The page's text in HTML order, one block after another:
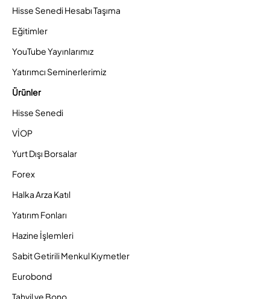
Hisse Senedi Hesabı Taşıma
Eğitimler
YouTube Yayınlarımız
Yatırımcı Seminerlerimiz
Ürünler
Hisse Senedi
VİOP
Yurt Dışı Borsalar
Forex
Halka Arza Katıl
Yatırım Fonları
Hazine İşlemleri
Sabit Getirili Menkul Kıymetler
Eurobond
Tahvil ve Bono